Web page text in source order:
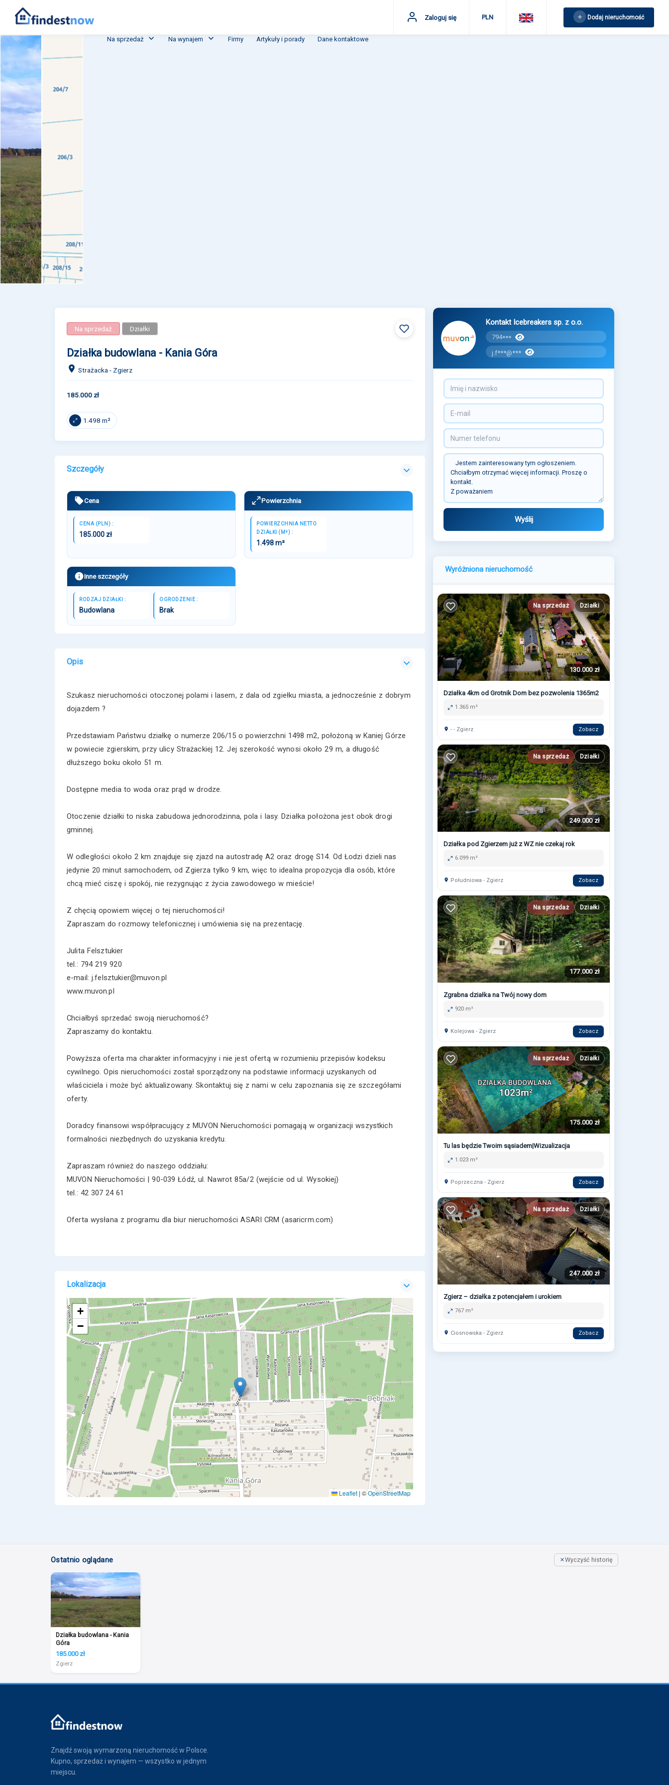
Dodaj nieruchomość
PLN
Zaloguj się
Na sprzedaż Na wynajem Firmy Artykuły i porady Dane kontaktowe
Na sprzedaż Działki
Działka budowlana - Kania Góra
Strażacka - Zgierz
185.000 zł
1.498 m²
Szczegóły
Cena
CENA (PLN) :
185.000 zł
Powierzchnia
POWIERZCHNIA NETTO
DZIAŁKI (M²) :
1.498 m²
Inne szczegóły
RODZAJ DZIAŁKI :
Budowlana
OGRODZENIE :
Brak
Opis
Szukasz nieruchomości otoczonej polami i lasem, z dala od zgiełku miasta, a jednocześnie z dobrym
dojazdem ?
Przedstawiam Państwu działkę o numerze 206/15 o powierzchni 1498 m2, położoną w Kaniej Górze
w powiecie zgierskim, przy ulicy Strażackiej 12. Jej szerokość wynosi około 29 m, a długość
dłuższego boku około 51 m.
Dostępne media to woda oraz prąd w drodze.
Otoczenie działki to niska zabudowa jednorodzinna, pola i lasy. Działka położona jest obok drogi
gminnej.
W odległości około 2 km znajduje się zjazd na autostradę A2 oraz drogę S14. Od Łodzi dzieli nas
jedynie 20 minut samochodem, od Zgierza tylko 9 km, więc to idealna propozycja dla osób, które
chcą mieć ciszę i spokój, nie rezygnując z życia zawodowego w mieście!
Z chęcią opowiem więcej o tej nieruchomości!
Zapraszam do rozmowy telefonicznej i umówienia się na prezentację.
Julita Felsztukier
tel.: 794 219 920
e-mail: j.felsztukier@muvon.pl
www.muvon.pl
Chciałbyś sprzedać swoją nieruchomość?
Zapraszamy do kontaktu.
Powyższa oferta ma charakter informacyjny i nie jest ofertą w rozumieniu przepisów kodeksu
cywilnego. Opis nieruchomości został sporządzony na podstawie informacji uzyskanych od
właściciela i może być aktualizowany. Skontaktuj się z nami w celu zapoznania się ze szczegółami
oferty.
Doradcy finansowi współpracujący z MUVON Nieruchomości pomagają w organizacji wszystkich
formalności niezbędnych do uzyskania kredytu.
Zapraszam również do naszego oddziału:
MUVON Nieruchomości | 90-039 Łódź, ul. Nawrot 85a/2 (wejście od ul. Wysokiej)
tel.: 42 307 24 61
Oferta wysłana z programu dla biur nieruchomości ASARI CRM (asaricrm.com)
Lokalizacja
+
−
Leaflet | ©OpenStreetMap
Kontakt Icebreakers sp. z o.o.
794***
j.f***@***
Wyślij
Wyróżniona nieruchomość
Na sprzedaż Działki
130.000 zł
Działka 4km od Grotnik Dom bez pozwolenia 1365m2
1.365 m²
- - Zgierz Zobacz
Na sprzedaż Działki
249.000 zł
Działka pod Zgierzem już z WZ nie czekaj rok
6.099 m²
Południowa - Zgierz Zobacz
Na sprzedaż Działki
177.000 zł
Zgrabna działka na Twój nowy dom
920 m²
Kolejowa - Zgierz Zobacz
Na sprzedaż Działki
175.000 zł
Tu las będzie Twoim sąsiadem|Wizualizacja
1.023 m²
Poprzeczna - Zgierz Zobacz
Na sprzedaż Działki
247.000 zł
Zgierz – działka z potencjałem i urokiem
767 m²
Ciosnowska - Zgierz Zobacz
Ostatnio oglądane Wyczyść historię
Działka budowlana - Kania
Góra
185.000 zł
Zgierz
Znajdź swoją wymarzoną nieruchomość w Polsce.
Kupno, sprzedaż i wynajem — wszystko w jednym
miejscu.